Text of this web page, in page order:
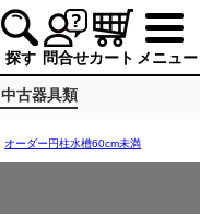
探す 問合せカート メニュー
中古器具類
オーダー円柱水槽60cm未満